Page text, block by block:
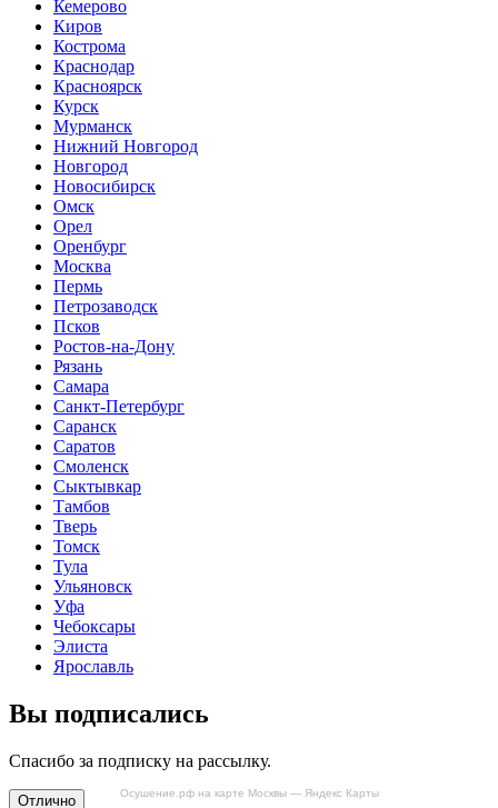
Осушение.рф на карте Москвы — Яндекс Карты
Кемерово
Киров
Кострома
Краснодар
Красноярск
Курск
Мурманск
Нижний Новгород
Новгород
Новосибирск
Омск
Орел
Оренбург
Москва
Пермь
Петрозаводск
Псков
Ростов-на-Дону
Рязань
Самара
Санкт-Петербург
Саранск
Саратов
Смоленск
Сыктывкар
Тамбов
Тверь
Томск
Тула
Ульяновск
Уфа
Чебоксары
Элиста
Ярославль
Вы подписались
Спасибо за подписку на рассылку.
Отлично